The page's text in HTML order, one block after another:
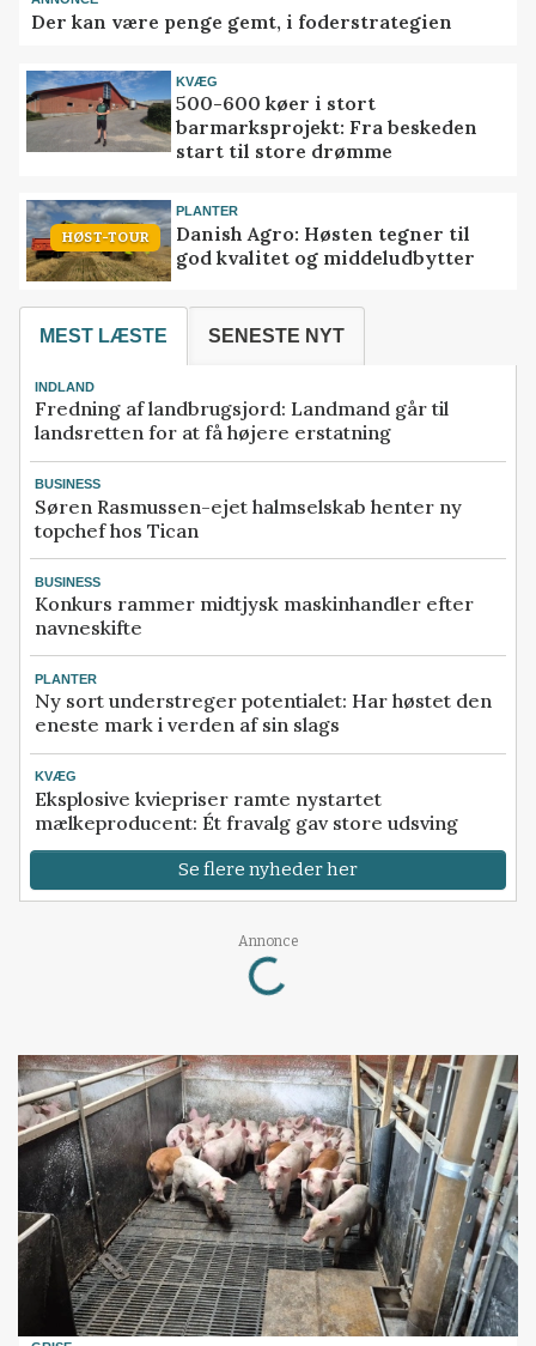
Der kan være penge gemt, i foderstrategien
KVÆG
500-600 køer i stort
barmarksprojekt: Fra beskeden
start til store drømme
HØST-TOUR
PLANTER
Danish Agro: Høsten tegner til
god kvalitet og middeludbytter
MEST LÆSTE SENESTE NYT
INDLAND
Fredning af landbrugsjord: Landmand går til
landsretten for at få højere erstatning
BUSINESS
Søren Rasmussen-ejet halmselskab henter ny
topchef hos Tican
BUSINESS
Konkurs rammer midtjysk maskinhandler efter
navneskifte
PLANTER
Ny sort understreger potentialet: Har høstet den
eneste mark i verden af sin slags
KVÆG
Eksplosive kviepriser ramte nystartet
mælkeproducent: Ét fravalg gav store udsving
Se flere nyheder her
Annonce
Loading...